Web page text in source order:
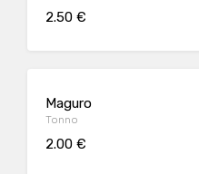
2.50 €
Maguro
Tonno
2.00 €